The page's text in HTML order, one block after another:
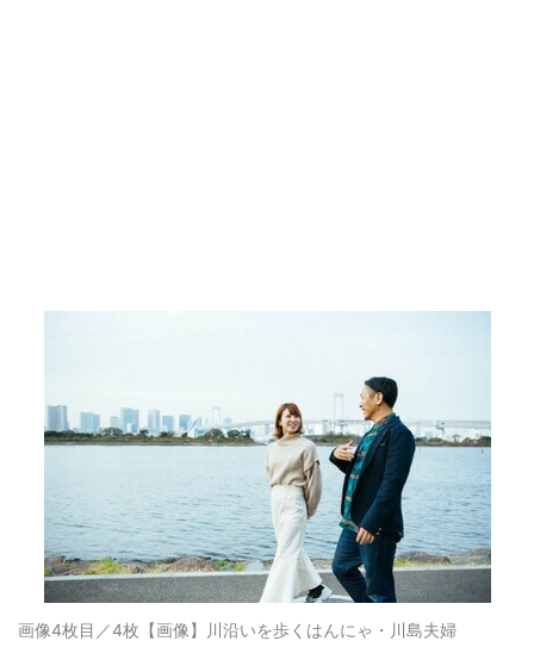
画像4枚目／4枚 【画像】川沿いを歩くはんにゃ・川島夫婦